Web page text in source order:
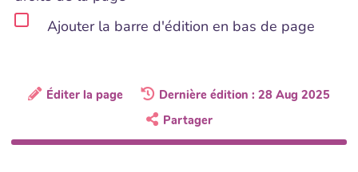
Ajouter la barre d'édition en bas de page
Éditer la page
Dernière édition : 28 Aug 2025
Partager